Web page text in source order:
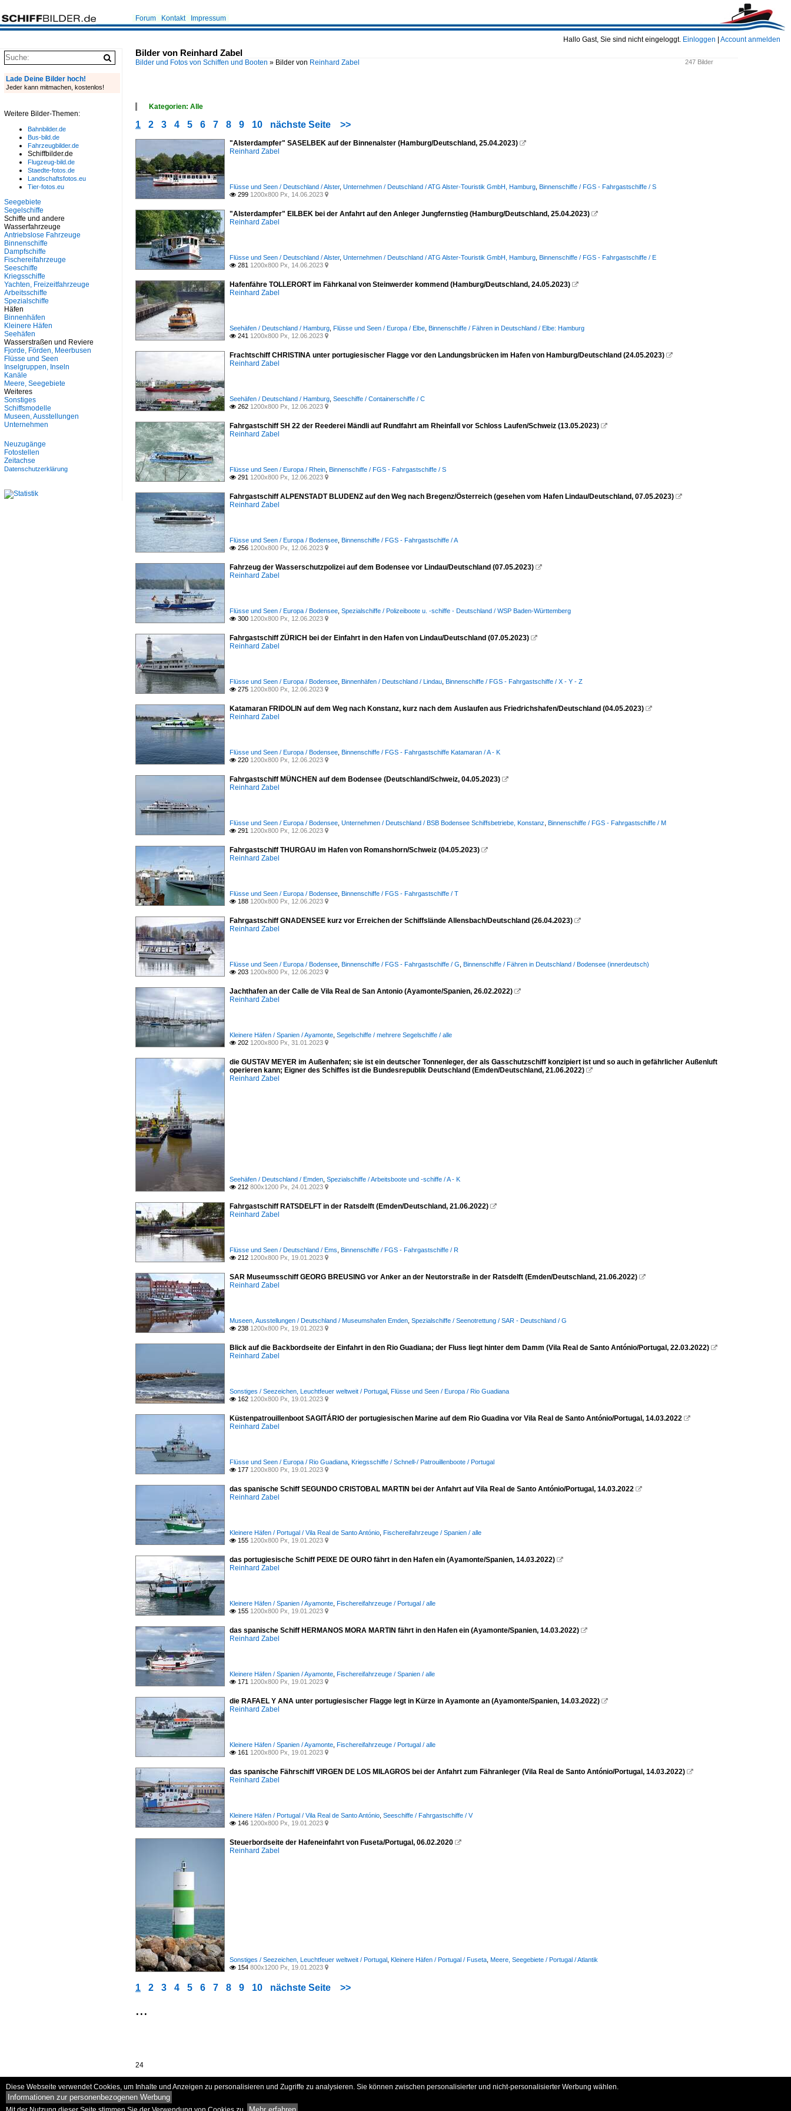
Hallo Gast, Sie sind nicht eingeloggt. Einloggen Account anmelden
Forum Kontakt Impressum
Bilder von Reinhard Zabel
247 Bilder
Bilder und Fotos von Schiffen und Booten » Bilder von Reinhard Zabel
Kategorien: Alle
Alle Kategorien
Binnenschiffe
Dampfschiffe
Fischereifahrzeuge
Fjorde, Förden, Meerbusen
Flüsse und Seen
Inselgruppen, Inseln
Kanäle
Kleinere Häfen
Kriegsschiffe
Meere, Seegebiete
Museen, Ausstellungen
Seehäfen
Seeschiffe
Sonstiges
Spezialschiffe
Unternehmen
Yachten, Freizeitfahrzeuge
1 2 3 4 5 6 7 8 9 10 nächste Seite >>
"Alsterdampfer" SASELBEK auf der Binnenalster (Hamburg/Deutschland, 25.04.2023) 
Reinhard Zabel
Flüsse und Seen / Deutschland / Alster, Unternehmen / Deutschland / ATG Alster-Touristik GmbH, Hamburg Binnenschiffe / FGS - Fahrgastschiffe / S
 299 1200x800 Px, 14.06.2023 
"Alsterdampfer" EILBEK bei der Anfahrt auf den Anleger Jungfernstieg (Hamburg/Deutschland, 25.04.2023) 
Reinhard Zabel
Flüsse und Seen / Deutschland / Alster, Unternehmen / Deutschland / ATG Alster-Touristik GmbH, Hamburg Binnenschiffe / FGS - Fahrgastschiffe / E
 281 1200x800 Px, 14.06.2023 
Hafenfähre TOLLERORT im Fährkanal von Steinwerder kommend (Hamburg/Deutschland, 24.05.2023) 
Reinhard Zabel
Seehäfen / Deutschland / Hamburg Flüsse und Seen / Europa / Elbe Binnenschiffe / Fähren in Deutschland / Elbe: Hamburg
 241 1200x800 Px, 12.06.2023 
Frachtschiff CHRISTINA unter portugiesischer Flagge vor den Landungsbrücken im Hafen von Hamburg/Deutschland (24.05.2023) 
Reinhard Zabel
Seehäfen / Deutschland / Hamburg Seeschiffe / Containerschiffe / C
 262 1200x800 Px, 12.06.2023 
Fahrgastschiff SH 22 der Reederei Mändli auf Rundfahrt am Rheinfall vor Schloss Laufen/Schweiz (13.05.2023) 
Reinhard Zabel
Flüsse und Seen / Europa / Rhein Binnenschiffe / FGS - Fahrgastschiffe / S
 291 1200x800 Px, 12.06.2023 
Fahrgastschiff ALPENSTADT BLUDENZ auf den Weg nach Bregenz/Österreich (gesehen vom Hafen Lindau/Deutschland, 07.05.2023) 
Reinhard Zabel
Flüsse und Seen / Europa / Bodensee Binnenschiffe / FGS - Fahrgastschiffe / A
 256 1200x800 Px, 12.06.2023 
Fahrzeug der Wasserschutzpolizei auf dem Bodensee vor Lindau/Deutschland (07.05.2023) 
Reinhard Zabel
Flüsse und Seen / Europa / Bodensee Spezialschiffe / Polizeiboote u. -schiffe - Deutschland / WSP Baden-Württemberg
 300 1200x800 Px, 12.06.2023 
Fahrgastschiff ZÜRICH bei der Einfahrt in den Hafen von Lindau/Deutschland (07.05.2023) 
Reinhard Zabel
Flüsse und Seen / Europa / Bodensee Binnenhäfen / Deutschland / Lindau Binnenschiffe / FGS - Fahrgastschiffe / X - Y - Z
 275 1200x800 Px, 12.06.2023 
Katamaran FRIDOLIN auf dem Weg nach Konstanz, kurz nach dem Auslaufen aus Friedrichshafen/Deutschland (04.05.2023) 
Reinhard Zabel
Flüsse und Seen / Europa / Bodensee Binnenschiffe / FGS - Fahrgastschiffe Katamaran / A - K
 220 1200x800 Px, 12.06.2023 
Fahrgastschiff MÜNCHEN auf dem Bodensee (Deutschland/Schweiz, 04.05.2023) 
Reinhard Zabel
Flüsse und Seen / Europa / Bodensee Unternehmen / Deutschland / BSB Bodensee Schiffsbetriebe, Konstanz Binnenschiffe / FGS - Fahrgastschiffe / M
 291 1200x800 Px, 12.06.2023 
Fahrgastschiff THURGAU im Hafen von Romanshorn/Schweiz (04.05.2023) 
Reinhard Zabel
Flüsse und Seen / Europa / Bodensee Binnenschiffe / FGS - Fahrgastschiffe / T
 188 1200x800 Px, 12.06.2023 
Fahrgastschiff GNADENSEE kurz vor Erreichen der Schiffslände Allensbach/Deutschland (26.04.2023) 
Reinhard Zabel
Flüsse und Seen / Europa / Bodensee Binnenschiffe / FGS - Fahrgastschiffe / G Binnenschiffe / Fähren in Deutschland / Bodensee (innerdeutsch)
 203 1200x800 Px, 12.06.2023 
Jachthafen an der Calle de Vila Real de San Antonio (Ayamonte/Spanien, 26.02.2022) 
Reinhard Zabel
Kleinere Häfen / Spanien / Ayamonte Segelschiffe / mehrere Segelschiffe / alle
 202 1200x800 Px, 31.01.2023 
die GUSTAV MEYER im Außenhafen; sie ist ein deutscher Tonnenleger, der als Gasschutzschiff konzipiert ist und so auch in gefährlicher Außenluft
operieren kann; Eigner des Schiffes ist die Bundesrepublik Deutschland (Emden/Deutschland, 21.06.2022) 
Reinhard Zabel
Seehäfen / Deutschland / Emden Spezialschiffe / Arbeitsboote und -schiffe / A - K
 212 800x1200 Px, 24.01.2023 
Fahrgastschiff RATSDELFT in der Ratsdelft (Emden/Deutschland, 21.06.2022) 
Reinhard Zabel
Flüsse und Seen / Deutschland / Ems Binnenschiffe / FGS - Fahrgastschiffe / R
 212 1200x800 Px, 19.01.2023 
SAR Museumsschiff GEORG BREUSING vor Anker an der Neutorstraße in der Ratsdelft (Emden/Deutschland, 21.06.2022) 
Reinhard Zabel
Museen, Ausstellungen / Deutschland / Museumshafen Emden Spezialschiffe / Seenotrettung / SAR - Deutschland / G
 238 1200x800 Px, 19.01.2023 
Blick auf die Backbordseite der Einfahrt in den Rio Guadiana; der Fluss liegt hinter dem Damm (Vila Real de Santo António/Portugal, 22.03.2022) 
Reinhard Zabel
Sonstiges / Seezeichen, Leuchtfeuer weltweit / Portugal Flüsse und Seen / Europa / Rio Guadiana
 162 1200x800 Px, 19.01.2023 
Küstenpatrouillenboot SAGITÁRIO der portugiesischen Marine auf dem Rio Guadina vor Vila Real de Santo António/Portugal, 14.03.2022 
Reinhard Zabel
Flüsse und Seen / Europa / Rio Guadiana Kriegsschiffe / Schnell-/ Patrouillenboote / Portugal
 177 1200x800 Px, 19.01.2023 
das spanische Schiff SEGUNDO CRISTOBAL MARTIN bei der Anfahrt auf Vila Real de Santo António/Portugal, 14.03.2022 
Reinhard Zabel
Kleinere Häfen / Portugal / Vila Real de Santo António Fischereifahrzeuge / Spanien / alle
 155 1200x800 Px, 19.01.2023 
das portugiesische Schiff PEIXE DE OURO fährt in den Hafen ein (Ayamonte/Spanien, 14.03.2022) 
Reinhard Zabel
Kleinere Häfen / Spanien / Ayamonte Fischereifahrzeuge / Portugal / alle
 155 1200x800 Px, 19.01.2023 
das spanische Schiff HERMANOS MORA MARTIN fährt in den Hafen ein (Ayamonte/Spanien, 14.03.2022) 
Reinhard Zabel
Kleinere Häfen / Spanien / Ayamonte Fischereifahrzeuge / Spanien / alle
 171 1200x800 Px, 19.01.2023 
die RAFAEL Y ANA unter portugiesischer Flagge legt in Kürze in Ayamonte an (Ayamonte/Spanien, 14.03.2022) 
Reinhard Zabel
Kleinere Häfen / Spanien / Ayamonte Fischereifahrzeuge / Portugal / alle
 161 1200x800 Px, 19.01.2023 
das spanische Fährschiff VIRGEN DE LOS MILAGROS bei der Anfahrt zum Fähranleger (Vila Real de Santo António/Portugal, 14.03.2022) 
Reinhard Zabel
Kleinere Häfen / Portugal / Vila Real de Santo António Seeschiffe / Fahrgastschiffe / V
 146 1200x800 Px, 19.01.2023 
Steuerbordseite der Hafeneinfahrt von Fuseta/Portugal, 06.02.2020 
Reinhard Zabel
Sonstiges / Seezeichen, Leuchtfeuer weltweit / Portugal Kleinere Häfen / Portugal / Fuseta Meere, Seegebiete / Portugal / Atlantik
 154 800x1200 Px, 19.01.2023 
1 2 3 4 5 6 7 8 9 10 nächste Seite >>
...
24
Lade Deine Bilder hoch!
Jeder kann mitmachen, kostenlos!
Weitere Bilder-Themen:
Bahnbilder.de
Bus-bild.de
Fahrzeugbilder.de
Schiffbilder.de
Flugzeug-bild.de
Staedte-fotos.de
Landschaftsfotos.eu
Tier-fotos.eu
Seegebiete
Segelschiffe
Schiffe und andere
Wasserfahrzeuge
Antriebslose Fahrzeuge
Binnenschiffe
Dampfschiffe
Fischereifahrzeuge
Seeschiffe
Kriegsschiffe
Yachten, Freizeitfahrzeuge
Arbeitsschiffe
Spezialschiffe
Häfen
Binnenhäfen
Kleinere Häfen
Seehäfen
Wasserstraßen und Reviere
Fjorde, Förden, Meerbusen
Flüsse und Seen
Inselgruppen, Inseln
Kanäle
Meere, Seegebiete
Weiteres
Sonstiges
Schiffsmodelle
Museen, Ausstellungen
Unternehmen
Neuzugänge
Fotostellen
Zeitachse
Datenschutzerklärung
Diese Webseite verwendet Cookies, um Inhalte und Anzeigen zu personalisieren und Zugriffe zu analysieren. Sie können zwischen personalisierter und nicht-personalisierter Werbung wählen.
Informationen zur personenbezogenen Werbung